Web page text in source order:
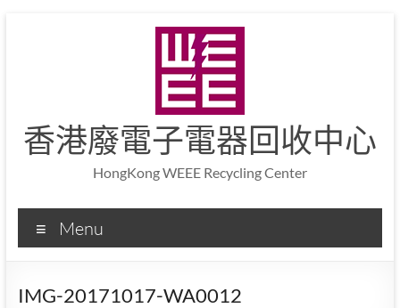
香港廢電子電器回收中心
HongKong WEEE Recycling Center
Menu
IMG-20171017-WA0012